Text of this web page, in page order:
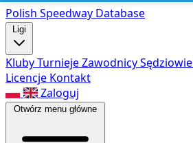
Polish Speedway Database
Ligi
KlubyTurniejeZawodnicySędziowie
Licencje Kontakt
Zaloguj
Otwórz menu główne